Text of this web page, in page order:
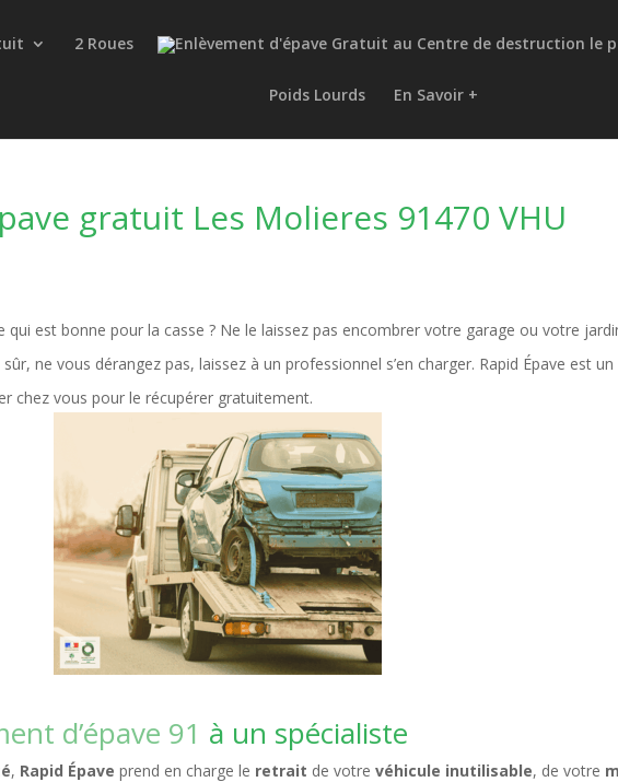
2 Roues
Poids Lourds En Savoir +
gratuit Les Molieres 91470 VHU
qui est bonne pour la casse ? Ne le laissez pas encombrer votre garage ou votre
ne vous dérangez pas, laissez à un professionnel s’en charger. Rapid Épave est un
chez vous pour le récupérer gratuitement.
d’épave 91 à un spécialiste
, Rapid Épave prend en charge le retrait de votrevéhicule inutilisable, de votre